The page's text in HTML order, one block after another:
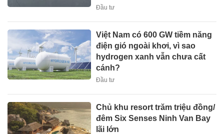
Đầu tư
Việt Nam có 600 GW tiềm năng
điện gió ngoài khơi, vì sao
hydrogen xanh vẫn chưa cất
cánh?
Đầu tư
Chủ khu resort trăm triệu đồng/
đêm Six Senses Ninh Van Bay
lãi lớn